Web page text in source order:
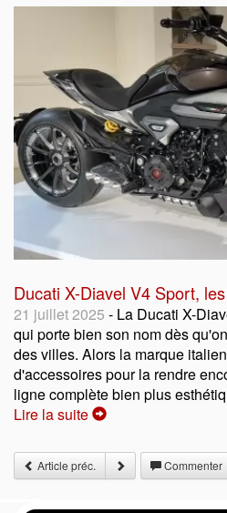
Ducati X-Diavel V4 Sport,
21 juillet 2025 - La Ducati X-
qui porte bien son nom dès
des villes. Alors la marque
d'accessoires pour la rendre
ligne complète bien plus
Lire la suite
Article préc. Commenter